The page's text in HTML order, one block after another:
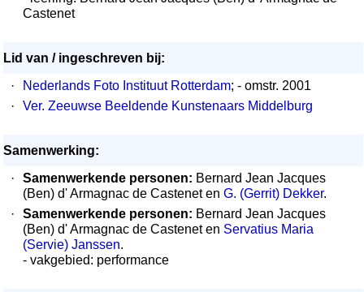
Castenet
Lid van / ingeschreven bij:
·
Nederlands Foto Instituut Rotterdam; - omstr. 2001
·
Ver. Zeeuwse Beeldende Kunstenaars Middelburg
Samenwerking:
·
Samenwerkende personen: Bernard Jean Jacques
(Ben) d' Armagnac de Castenet en G. (Gerrit) Dekker.
·
Samenwerkende personen: Bernard Jean Jacques
(Ben) d' Armagnac de Castenet en Servatius Maria
(Servie) Janssen.
- vakgebied: performance